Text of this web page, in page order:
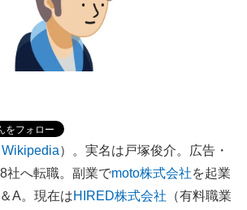
Wikipedia）。実名は戸塚俊介。広告・
社へ転職。副業でmoto株式会社を起業
A。現在はHIRED株式会社 （有料職業